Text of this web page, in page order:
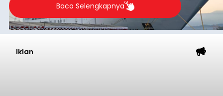
Baca Selengkapnya
Iklan